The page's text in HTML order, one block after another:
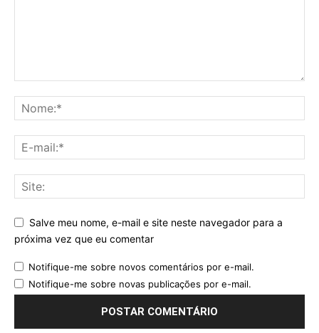
Salve meu nome, e-mail e site neste navegador para a
próxima vez que eu comentar
Notifique-me sobre novos comentários por e-mail.
Notifique-me sobre novas publicações por e-mail.